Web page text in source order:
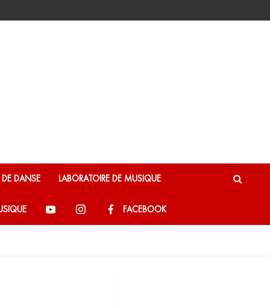
DE DANSE LABORATOIRE DE MUSIQUE
FACEBOOK